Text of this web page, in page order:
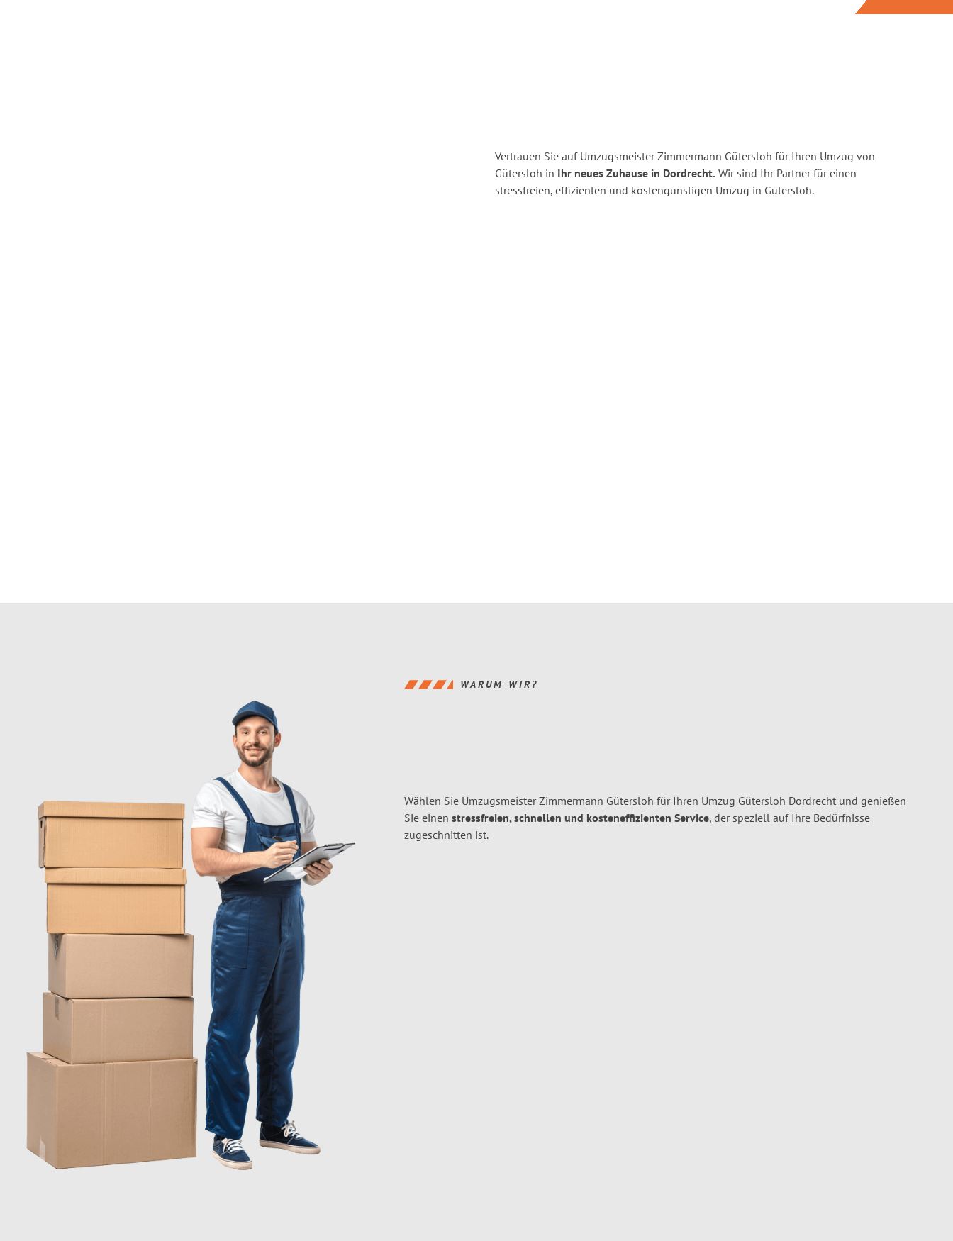
Vertrauen Sie auf Umzugsmeister Zimmermann Gütersloh für Ihren Umzug von
Gütersloh in Ihr neues Zuhause in Dordrecht. Wir sind Ihr Partner für einen
stressfreien, effizienten und kostengünstigen Umzug in Gütersloh.
WARUM WIR?
Wählen Sie Umzugsmeister Zimmermann Gütersloh für Ihren Umzug Gütersloh Dordrecht und genießen
Sie einen stressfreien, schnellen und kosteneffizienten Service, der speziell auf Ihre Bedürfnisse
zugeschnitten ist.